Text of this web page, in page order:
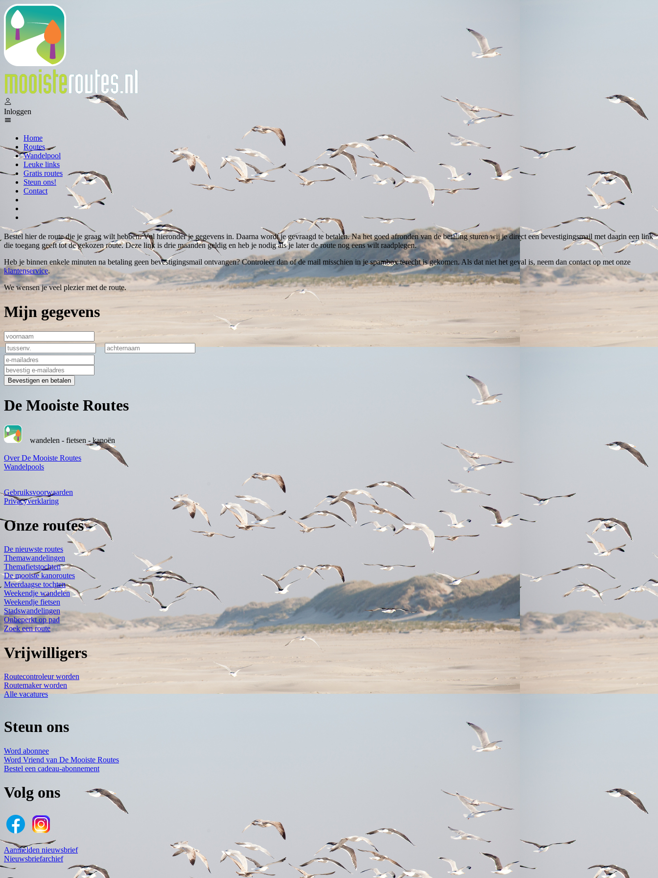
Inloggen
Home
Routes
Wandelpool
Leuke links
Gratis routes
Steun ons!
Contact
Bestel hier de route die je graag wilt hebben. Vul hieronder je gegevens in. Daarna wordt je gevraagd te betalen. Na het goed afronden van de betaling sturen wij je direct een bevestigingsmail met daarin een link
die toegang geeft tot de gekozen route. Deze link is drie maanden geldig en heb je nodig als je later de route nog eens wilt raadplegen.
Heb je binnen enkele minuten na betaling geen bevestigingsmail ontvangen? Controleer dan of de mail misschien in je spambox terecht is gekomen. Als dat niet het geval is, neem dan contact op met onze
klantenservice.
We wensen je veel plezier met de route.
Mijn gegevens
Bevestigen en betalen
De Mooiste Routes
wandelen - fietsen - kanoën
Over De Mooiste Routes
Wandelpools
Gebruiksvoorwaarden
Privacyverklaring
Onze routes
De nieuwste routes
Themawandelingen
Themafietstochten
De mooiste kanoroutes
Meerdaagse tochten
Weekendje wandelen
Weekendje fietsen
Stadswandelingen
Onbeperkt op pad
Zoek een route
Vrijwilligers
Routecontroleur worden
Routemaker worden
Alle vacatures
Steun ons
Word abonnee
Word Vriend van De Mooiste Routes
Bestel een cadeau-abonnement
Volg ons
Aanmelden nieuwsbrief
Nieuwsbriefarchief